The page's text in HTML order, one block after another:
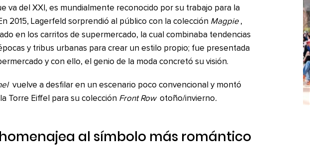
va del XXI, es mundialmente reconocido por su trabajo para la
2015, Lagerfeld sorprendió al público con la colección Magpie ,
en los carritos de supermercado, la cual combinaba tendencias
y tribus urbanas para crear un estilo propio; fue presentada
y con ello, el genio de la moda concretó su visión.
vuelve a desfilar en un escenario poco convencional y montó
Torre Eiffel para su colección Front Row otoño/invierno.
homenajea al símbolo más romántico